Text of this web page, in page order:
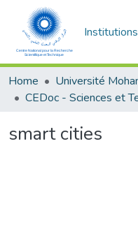
Institutions
Home
smart cities